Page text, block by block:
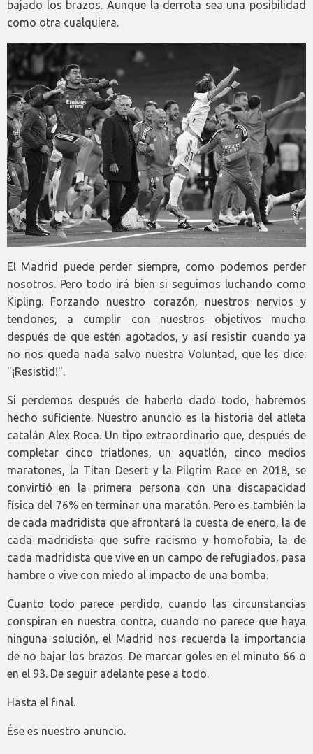
bajado los brazos. Aunque la derrota sea una posibilidad
como otra cualquiera.
El Madrid puede perder siempre, como podemos perder
nosotros. Pero todo irá bien si seguimos luchando como
Kipling. Forzando nuestro corazón, nuestros nervios y
tendones, a cumplir con nuestros objetivos mucho
después de que estén agotados, y así resistir cuando ya
no nos queda nada salvo nuestra Voluntad, que les dice:
"¡Resistid!".
Si perdemos después de haberlo dado todo, habremos
hecho suficiente. Nuestro anuncio es la historia del atleta
catalán Alex Roca. Un tipo extraordinario que, después de
completar cinco triatlones, un aquatlón, cinco medios
maratones, la Titan Desert y la Pilgrim Race en 2018, se
convirtió en la primera persona con una discapacidad
física del 76% en terminar una maratón. Pero es también la
de cada madridista que afrontará la cuesta de enero, la de
cada madridista que sufre racismo y homofobia, la de
cada madridista que vive en un campo de refugiados, pasa
hambre o vive con miedo al impacto de una bomba.
Cuanto todo parece perdido, cuando las circunstancias
conspiran en nuestra contra, cuando no parece que haya
ninguna solución, el Madrid nos recuerda la importancia
de no bajar los brazos. De marcar goles en el minuto 66 o
en el 93. De seguir adelante pese a todo.
Hasta el final.
Ése es nuestro anuncio.